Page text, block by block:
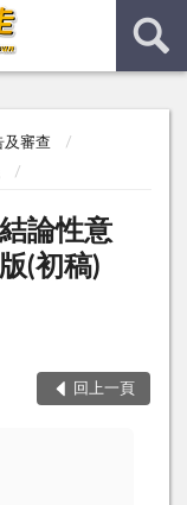
及審查
論性意
(初稿)
回上一頁